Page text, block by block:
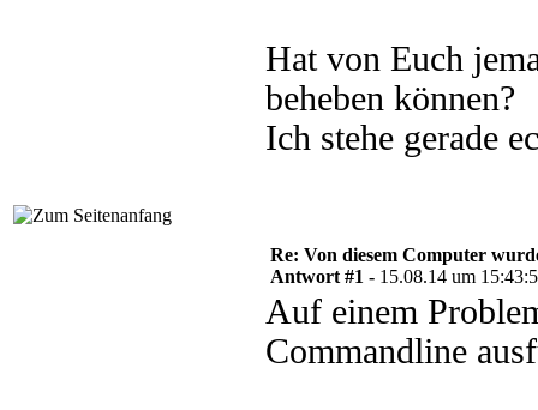
Hat von Euch
beheben können?
Ich stehe gerade
Re: Von diesem Computer
Antwort #1 - 15.08.14 um
Auf einem
Commandline